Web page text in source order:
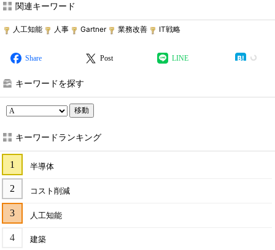
関連キーワード
人工知能 人事 Gartner 業務改善 IT戦略
Share Post LINE
キーワードを探す
移動
キーワードランキング
半導体
コスト削減
人工知能
建築